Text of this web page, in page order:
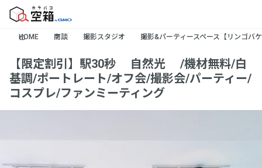
HOME 商談 撮影スタジオ 撮影&パーティースペース【リンゴバ
【限定割引】駅30秒✨自然光✨/機材無料/白
基調/ポートレート/オフ会/撮影会/パーティー/
コスプレ/ファンミーティング